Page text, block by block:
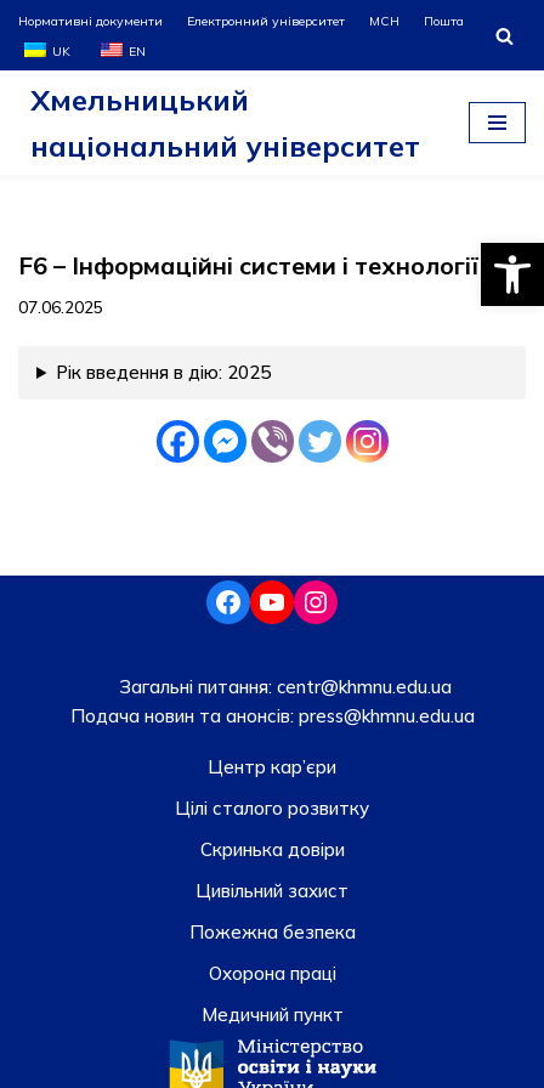
Перейти
до
Нормативні документи Електронний університет МСН
Пошта
UK
EN
Хмельницький
національний університет
F6 – Інформаційні системи і технології
07.06.2025
Рік введення в дію: 2025
Загальні питання: centr@khmnu.edu.ua
Подача новин та анонсів:press@khmnu.edu.ua
Центр кар’єри
Цілі сталого розвитку
Скринька довiри
Цивільний захист
Пожежна безпека
Охорона праці
Медичний пункт